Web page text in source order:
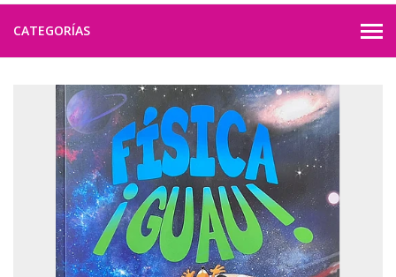
CATEGORÍAS